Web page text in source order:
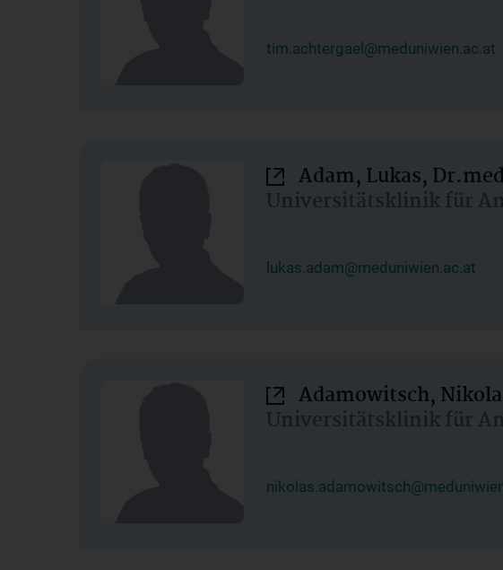
tim.achtergael@meduniwien.ac.at
Adam, Lukas,
Universitätsklinik für
lukas.adam@meduniwien.ac.at
Adamowitsch,
Universitätsklinik für